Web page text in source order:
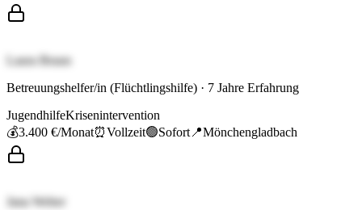
Laura Braun
Betreuungshelfer/in (Flüchtlingshilfe) · 7 Jahre Erfahrung
JugendhilfeKrisenintervention
💰3.400 €/Monat⏰Vollzeit🟢Sofort 📍Mönchengladbach
Jana Weber